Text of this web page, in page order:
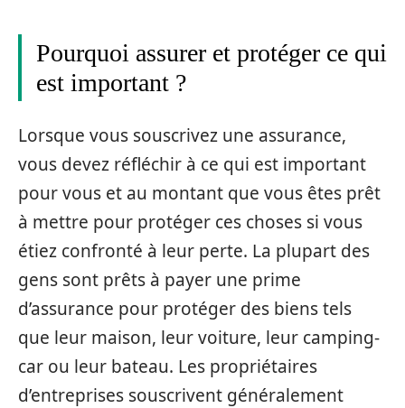
Pourquoi assurer et protéger ce qui
est important ?
Lorsque vous souscrivez une assurance,
vous devez réfléchir à ce qui est important
pour vous et au montant que vous êtes prêt
à mettre pour protéger ces choses si vous
étiez confronté à leur perte. La plupart des
gens sont prêts à payer une prime
d’assurance pour protéger des biens tels
que leur maison, leur voiture, leur camping-
car ou leur bateau. Les propriétaires
d’entreprises souscrivent généralement